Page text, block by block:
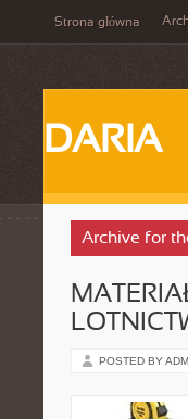
Strona główna
DARIA
Archive for
POSTED BY